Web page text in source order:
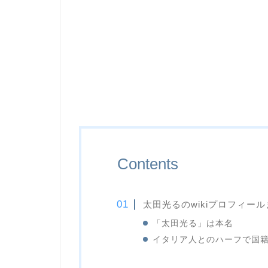
Contents
太田光るのwikiプロフィール
「太田光る」は本名
イタリア人とのハーフで国